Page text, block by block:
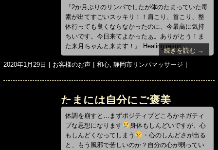
『2か月ぶりのリンパでしたが体のたまっていた毒
素が出てすごいスッキリ！！肩こり、首こり、整
体行っても良くならなかったのに、今最高に気持
ちいです。今日来てよかったぁ。ありがとう！ま
た来月ちゃんと来ます！』 Healing resort ...
続きを読む →
投
2020年1月29日
カ
お客様のお声
タ
和心, 静岡市リンパマッサージ
たまには自分にご褒美
を・・・
体調を崩すと…まずポジティブどころかネガティ
ブな思想になります
身体もしんどいですが、心
もしんどくなってしまう
・心のしんどさが出る
と、もう風邪で苦しいのか？自分の心が弱ってい